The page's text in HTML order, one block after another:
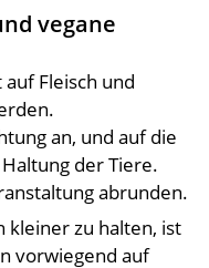
vegane
Fleisch und
an, und auf die
der Tiere.
abrunden.
kleiner zu halten, ist
vorwiegend auf